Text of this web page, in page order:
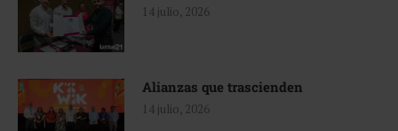
14 julio, 2026
Alianzas que trascienden
14 julio, 2026